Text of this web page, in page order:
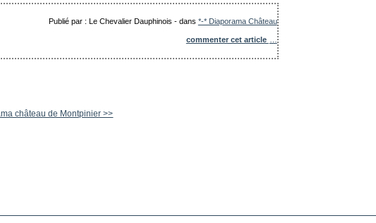
Publié par : Le Chevalier Dauphinois -dans *-* Diaporama Château
commenter cet article
château de Montpinier >>